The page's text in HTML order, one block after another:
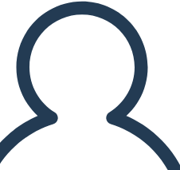
शो चलाएं
मुझे पढ़कर सुनाओ